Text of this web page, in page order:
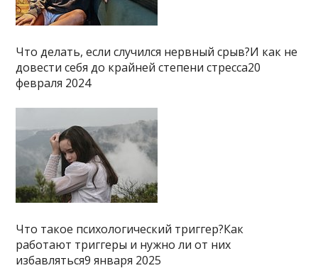
Что делать, если случился нервный срыв?И как не
довести себя до крайней степени стресса20
февраля 2024
Что такое психологический триггер?Как
работают триггеры и нужно ли от них
избавляться9 января 2025